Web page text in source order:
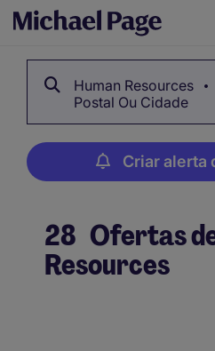
Human Resources
Postal Ou Cidade
Criar alerta
28 Ofertas
Resources